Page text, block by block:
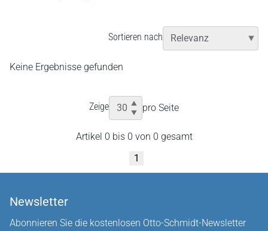
Sortieren nach
Keine Ergebnisse gefunden
Zeige pro Seite
Artikel 0 bis 0 von 0 gesamt
1
Newsletter
Abonnieren Sie die kostenlosen Otto-Schmidt-Newsletter